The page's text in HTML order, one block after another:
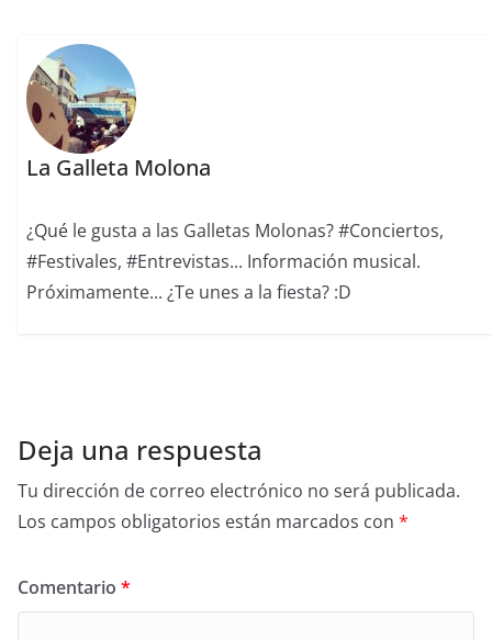
La Galleta Molona
¿Qué le gusta a las Galletas Molonas? #Conciertos,
#Festivales, #Entrevistas... Información musical.
Próximamente... ¿Te unes a la fiesta? :D
Deja una respuesta
Tu dirección de correo electrónico no será publicada.
Los campos obligatorios están marcados con *
Comentario *